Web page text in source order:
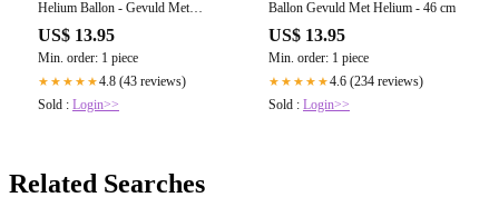
Helium Ballon - Gevuld Met
Helium - 46 cm
US$ 13.95
Min. order: 1 piece
★★★★★4.8 (43 reviews)
Sold : Login>>
Ballon Gevuld Met Helium - 46 cm
US$ 13.95
Min. order: 1 piece
★★★★★4.6 (234 reviews)
Sold : Login>>
Related Searches